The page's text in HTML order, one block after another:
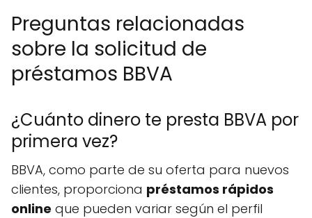
Preguntas relacionadas
sobre la solicitud de
préstamos BBVA
¿Cuánto dinero te presta BBVA por
primera vez?
BBVA, como parte de su oferta para nuevos
clientes, proporciona préstamos rápidos
online que pueden variar según el perfil